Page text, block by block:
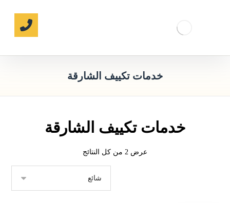
خدمات تكييف الشارقة
خدمات تكييف الشارقة
عرض ⁦2⁩ من كل النتائج